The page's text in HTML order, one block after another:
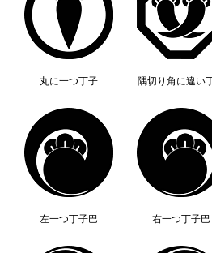
丸に一つ丁子 隅切り角に違い
左一つ丁子巴 右一つ丁子巴